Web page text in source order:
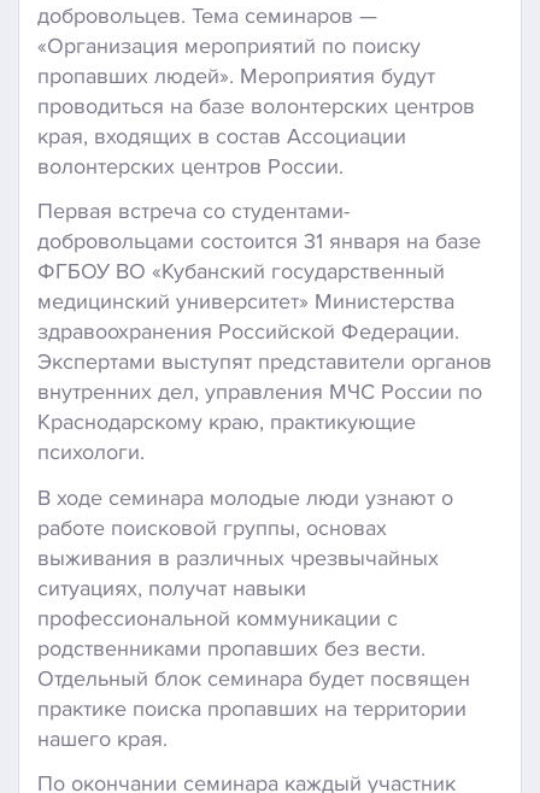
добровольцев. Тема семинаров —
«Организация мероприятий по поиску
пропавших людей». Мероприятия будут
проводиться на базе волонтерских центров
края, входящих в состав Ассоциации
волонтерских центров России.
Первая встреча со студентами-
добровольцами состоится 31 января на базе
ФГБОУ ВО «Кубанский государственный
медицинский университет» Министерства
здравоохранения Российской Федерации.
Экспертами выступят представители органов
внутренних дел, управления МЧС России по
Краснодарскому краю, практикующие
психологи.
В ходе семинара молодые люди узнают о
работе поисковой группы, основах
выживания в различных чрезвычайных
ситуациях, получат навыки
профессиональной коммуникации с
родственниками пропавших без вести.
Отдельный блок семинара будет посвящен
практике поиска пропавших на территории
нашего края.
По окончании семинара каждый участник